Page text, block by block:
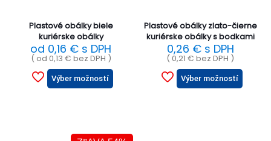
Plastové obálky biele
kuriérske obálky
od 0,16 € s DPH
( od 0,13 € bez DPH )
Výber možností
Plastové obálky zlato-čierne
kuriérske obálky s bodkami
0,26 €s DPH
( 0,21 € bez DPH )
Výber možností